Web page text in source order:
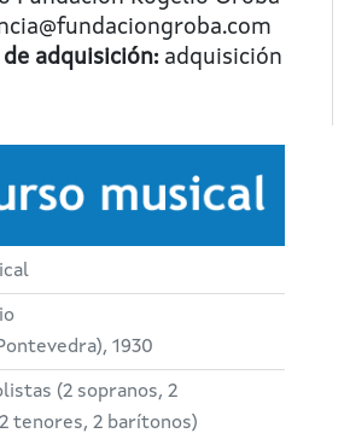
adquisición:adquisición
1930
(2 sopranos, 2
tenores, 2 barítonos)